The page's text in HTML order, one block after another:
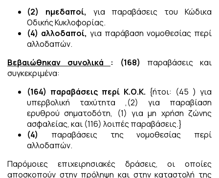
(2) ημεδαποί, για παραβάσεις του Κώδικα
Οδικής Κυκλοφορίας.
(4) αλλοδαποί, για παράβαση νομοθεσίας περί
αλλοδαπών.
Βεβαιώθηκαν συνολικά : (168) παραβάσεις και
συγκεκριμένα:
(164) παραβάσεις περί Κ.Ο.Κ. {ήτοι: (45 ) για
υπερβολική ταχύτητα ,(2) για παραβίαση
ερυθρού σηματοδότη, (1) για μη χρήση ζώνης
ασφαλείας, και (116) λοιπές παραβάσεις.}
(4) παραβάσεις της νομοθεσίας περί
αλλοδαπών.
Παρόμοιες επιχειρησιακές δράσεις, οι οποίες
αποσκοπούν στην πρόληψη και στην καταστολή της